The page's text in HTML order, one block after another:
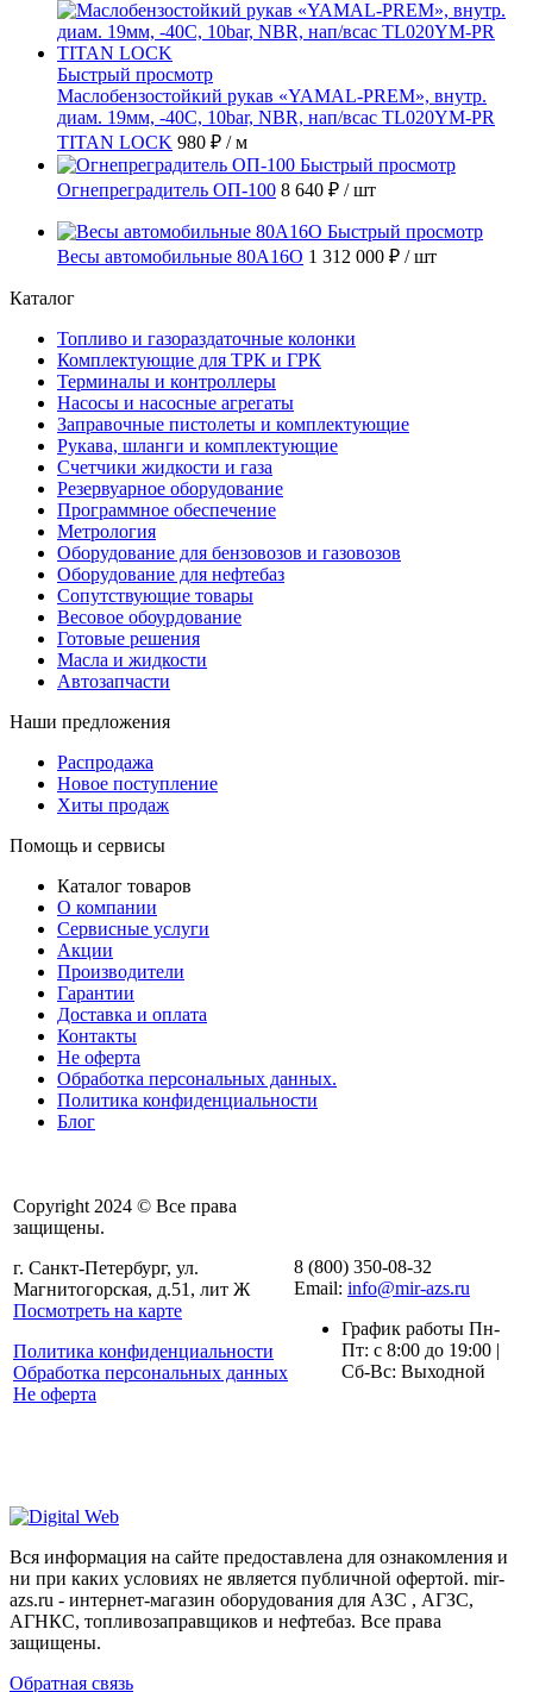
Быстрый просмотр
Маслобензостойкий рукав «YAMAL-PREM», внутр.
диам. 19мм, -40C, 10bar, NBR, нап/всас TL020YM-PR
TITAN LOCK 980 ₽ / м
Быстрый просмотр
Огнепреградитель ОП-100 8 640 ₽ / шт
Быстрый просмотр
Весы автомобильные 80А16О 1 312 000 ₽ / шт
Каталог
Топливо и газораздаточные колонки
Комплектующие для ТРК и ГРК
Терминалы и контроллеры
Насосы и насосные агрегаты
Заправочные пистолеты и комплектующие
Рукава, шланги и комплектующие
Счетчики жидкости и газа
Резервуарное оборудование
Программное обеспечение
Метрология
Оборудование для бензовозов и газовозов
Оборудование для нефтебаз
Сопутствующие товары
Весовое обоурдование
Готовые решения
Масла и жидкости
Автозапчасти
Наши предложения
Распродажа
Новое поступление
Хиты продаж
Помощь и сервисы
Каталог товаров
О компании
Сервисные услуги
Акции
Производители
Гарантии
Доставка и оплата
Контакты
Не оферта
Обработка персональных данных.
Политика конфиденциальности
Блог
Copyright 2024 © Все права
защищены.
г. Санкт-Петербург, ул.
Магнитогорская, д.51, лит Ж
Посмотреть на карте
Политика конфиденциальности
Обработка персональных данных
Не оферта
8 (800) 350-08-32
Email: info@mir-azs.ru
График работы Пн-
Пт: с 8:00 до 19:00 |
Сб-Вс: Выходной
Вся информация на сайте предоставлена для ознакомления и
ни при каких условиях не является публичной офертой. mir-
azs.ru - интернет-магазин оборудования для АЗС , АГЗС,
АГНКС, топливозаправщиков и нефтебаз. Все права
защищены.
Обратная связь